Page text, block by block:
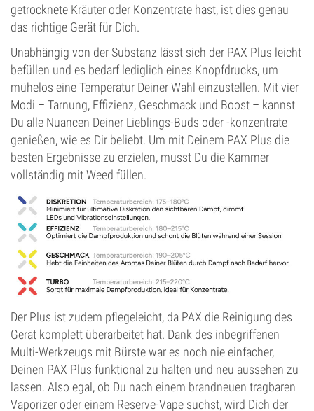
getrocknete Kräuter oder Konzentrate hast, ist dies genau
das richtige Gerät für Dich.
Unabhängig von der Substanz lässt sich der PAX Plus leicht
befüllen und es bedarf lediglich eines Knopfdrucks, um
mühelos eine Temperatur Deiner Wahl einzustellen. Mit vier
Modi – Tarnung, Effizienz, Geschmack und Boost – kannst
Du alle Nuancen Deiner Lieblings-Buds oder -konzentrate
genießen, wie es Dir beliebt. Um mit Deinem PAX Plus die
besten Ergebnisse zu erzielen, musst Du die Kammer
vollständig mit Weed füllen.
Der Plus ist zudem pflegeleicht, da PAX die Reinigung des
Gerät komplett überarbeitet hat. Dank des inbegriffenen
Multi-Werkzeugs mit Bürste war es noch nie einfacher,
Deinen PAX Plus funktional zu halten und neu aussehen zu
lassen. Also egal, ob Du nach einem brandneuen tragbaren
Vaporizer oder einem Reserve-Vape suchst, wird Dich der